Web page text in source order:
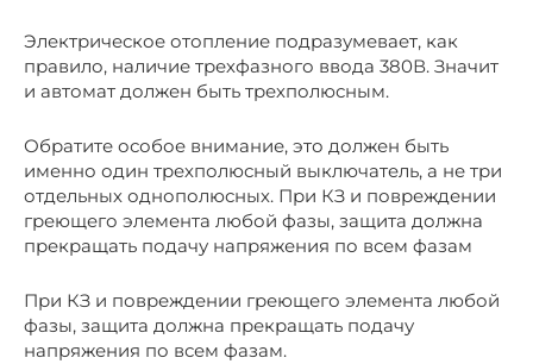
Электрическое отопление подразумевает, как
правило, наличие трехфазного ввода 380В. Значит
и автомат должен быть трехполюсным.
Обратите особое внимание, это должен быть
именно один трехполюсный выключатель, а не три
отдельных однополюсных. При КЗ и повреждении
греющего элемента любой фазы, защита должна
прекращать подачу напряжения по всем фазам
При КЗ и повреждении греющего элемента любой
фазы, защита должна прекращать подачу
напряжения по всем фазам.